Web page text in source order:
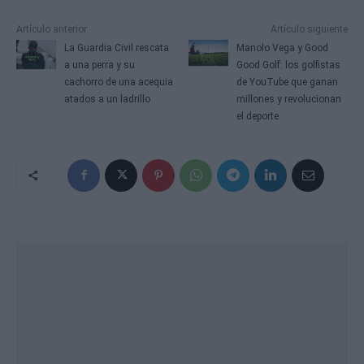
Artículo anterior
La Guardia Civil rescata
a una perra y su
cachorro de una acequia
atados a un ladrillo
Artículo siguiente
Manolo Vega y Good
Good Golf: los golfistas
de YouTube que ganan
millones y revolucionan
el deporte